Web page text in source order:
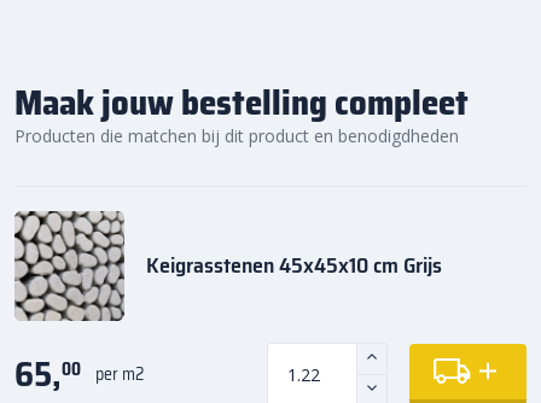
Maak jouw bestelling compleet
Producten die matchen bij dit product en benodigdheden
Keigrasstenen 45x45x10 cm Grijs
65,00 per m2